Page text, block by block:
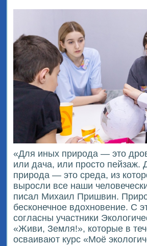
«Для иных природа — это
или дача, или просто пейзаж.
природа — это среда, из
выросли все наши
писал Михаил Пришвин.
бесконечное вдохновение. С
согласны участники
«Живи, Земля!», которые в
осваивают курс «Моё